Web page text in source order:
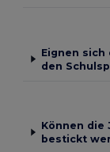
Eignen
den
Können die
bestickt